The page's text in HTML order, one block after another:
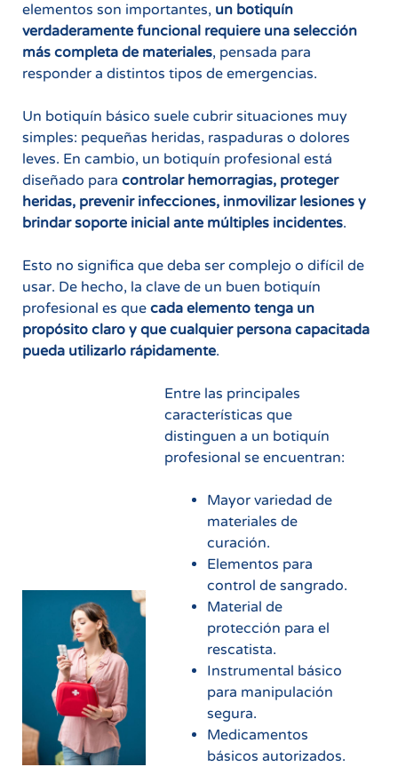
elementos son importantes, un botiquín
verdaderamente funcional requiere una selección
más completa de materiales, pensada para
responder a distintos tipos de emergencias.
Un botiquín básico suele cubrir situaciones muy
simples: pequeñas heridas, raspaduras o dolores
leves. En cambio, un botiquín profesional está
diseñado para controlar hemorragias, proteger
heridas, prevenir infecciones, inmovilizar lesiones y
brindar soporte inicial ante múltiples incidentes.
Esto no significa que deba ser complejo o difícil de
usar. De hecho, la clave de un buen botiquín
profesional es que cada elemento tenga un
propósito claro y que cualquier persona capacitada
pueda utilizarlo rápidamente.
Entre las principales
características que
distinguen a un botiquín
profesional se encuentran:
Mayor variedad de
materiales de
curación.
Elementos para
control de sangrado.
Material de
protección para el
rescatista.
Instrumental básico
para manipulación
segura.
Medicamentos
básicos autorizados.